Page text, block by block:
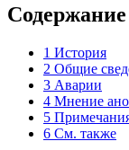
Содержание
1 История
2 Общие
3 Аварии
4 Мнение
5
6 См. также